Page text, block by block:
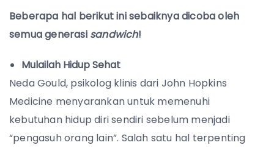
Beberapa hal berikut ini sebaiknya dicoba oleh
semua generasi sandwich!
Mulailah Hidup Sehat
Neda Gould, psikolog klinis dari John Hopkins
Medicine menyarankan untuk memenuhi
kebutuhan hidup diri sendiri sebelum menjadi
“pengasuh orang lain”. Salah satu hal terpenting